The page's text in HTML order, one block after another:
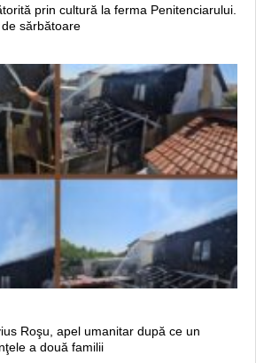
prin cultură la ferma Penitenciarului.
sărbătoare
Roşu, apel umanitar după ce un
a două familii